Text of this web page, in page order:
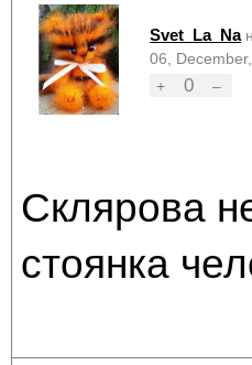
Svet_La_Na
06,
+
0 –
Склярова
стоянка